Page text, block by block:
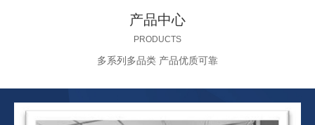
产品中心
PRODUCTS
多系列多品类 产品优质可靠